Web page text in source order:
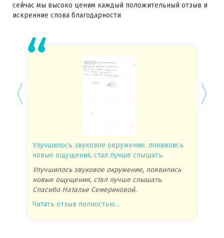
сейчас мы высоко ценим каждый положительный отзыв и
искренние слова благодарности
Улучшилось звуковое окружение, появились
новые ощущения, стал лучше слышать.
Улучшилось звуковое окружение, появились
новые ощущения, стал лучше слышать.
Спасибо Наталье Семериковой.
Читать отзыв полностью...